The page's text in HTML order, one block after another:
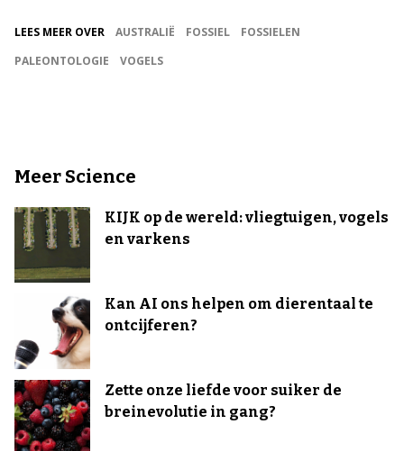
LEES MEER OVER AUSTRALIË FOSSIEL
FOSSIELEN
PALEONTOLOGIE
VOGELS
Meer Science
KIJK op de wereld: vliegtuigen, vogels
en varkens
Kan AI ons helpen om dierentaal te
ontcijferen?
Zette onze liefde voor suiker de
breinevolutie in gang?